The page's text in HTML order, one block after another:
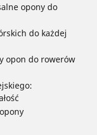
opony do
do każdej
opon do rowerów